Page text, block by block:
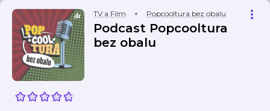
TV a Film Popcooltura bez obalu
Podcast Popcooltura
bez obalu